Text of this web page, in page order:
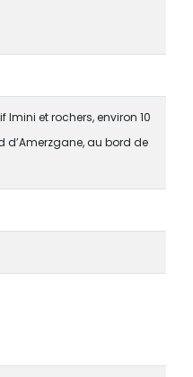
Imini et rochers, environ 10
d’Amerzgane, au bord de